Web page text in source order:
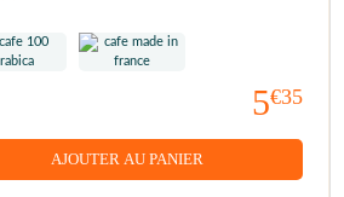
5€35
AJOUTER AU PANIER